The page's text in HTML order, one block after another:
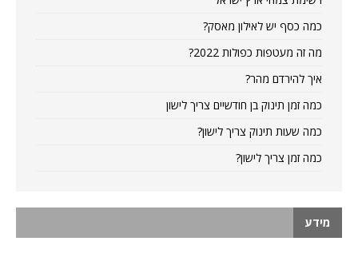
כמה כסף יש לאילון מאסק?
מה זה מעטפות כפולות 2022?
איך להירדם מהר?
כמה זמן תינוק בן חודשיים צריך לישון
כמה שעות תינוק צריך לישון?
כמה זמן צריך לישון?
מידע